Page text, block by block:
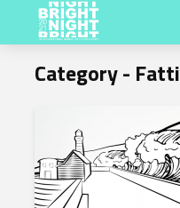
Category -